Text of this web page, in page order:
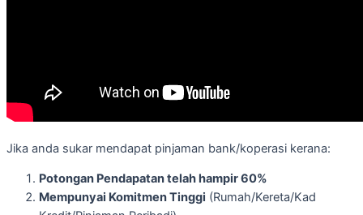
Jika anda sukar mendapat pinjaman bank/koperasi kerana:
Potongan Pendapatan telah hampir 60%
Mempunyai Komitmen Tinggi (Rumah/Kereta/Kad